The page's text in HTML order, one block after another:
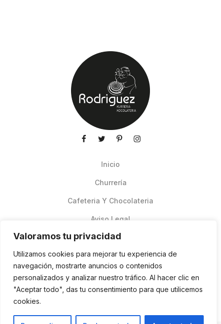
Valoramos tu privacidad
Utilizamos cookies para mejorar tu experiencia de
navegación, mostrarte anuncios o contenidos
personalizados y analizar nuestro tráfico. Al hacer clic en
"Aceptar todo", das tu consentimiento para que utilicemos
cookies.
Inicio
Churrería
Cafeteria Y Chocolateria
Aviso Legal
Pedidos Online Glovo
Contacto